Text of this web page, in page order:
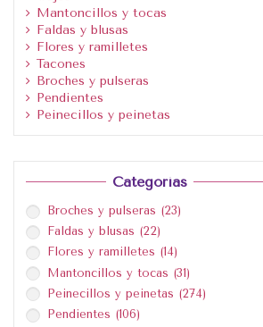
Mantoncillos y tocas
Faldas y blusas
Flores y ramilletes
Tacones
Broches y pulseras
Pendientes
Peinecillos y peinetas
Categorías
Broches y pulseras (23)
Faldas y blusas (22)
Flores y ramilletes (14)
Mantoncillos y tocas (31)
Peinecillos y peinetas (274)
Pendientes (106)